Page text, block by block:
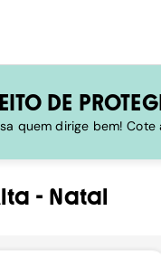
DE
quem dirige bem!
- Natal